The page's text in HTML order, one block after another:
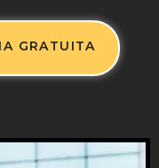
GRATUITA